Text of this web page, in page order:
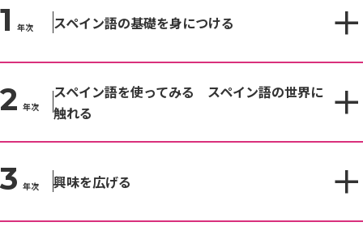
1 年次 スペイン語の基礎を身につける
2 年次
スペイン語を使ってみる スペイン語の世界に
触れる
3 年次 興味を広げる